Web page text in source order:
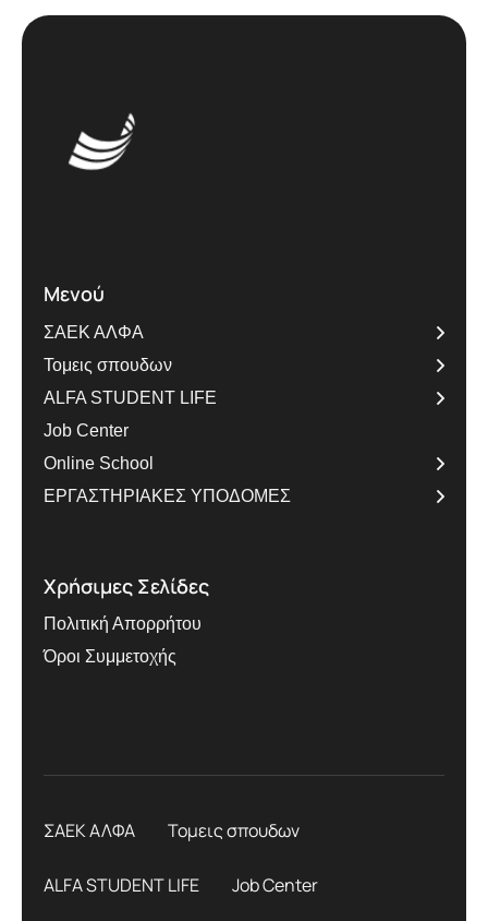
Μενού
ΣΑΕΚ ΑΛΦΑ
Τομεις σπουδων
ALFA STUDENT LIFE
Job Center
Online School
ΕΡΓΑΣΤΗΡΙΑΚΕΣ ΥΠΟΔΟΜΕΣ
Χρήσιμες Σελίδες
Πολιτική Απορρήτου
Όροι Συμμετοχής
ΣΑΕΚ ΑΛΦΑ Τομεις σπουδων
ALFA STUDENT LIFE Job Center